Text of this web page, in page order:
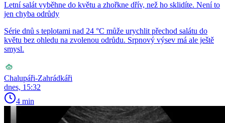
Letní salát vyběhne do květu a zhořkne dřív, než ho sklidíte. Není to
jen chyba odrůdy
Série dnů s teplotami nad 24 °C může urychlit přechod salátu do
květu bez ohledu na zvolenou odrůdu. Srpnový výsev má ale ještě
smysl.
Chalupáři-Zahrádkáři
dnes, 15:32
4 min